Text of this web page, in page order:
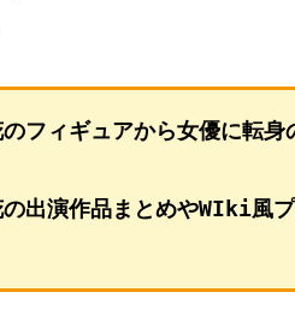
のフィギュアから女優に転身
の出演作品まとめやWIki風